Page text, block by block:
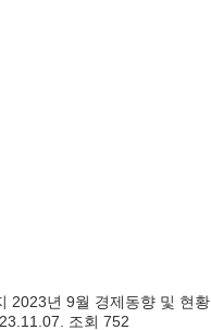
2023년 9월 경제동향 및 현황
조회 752